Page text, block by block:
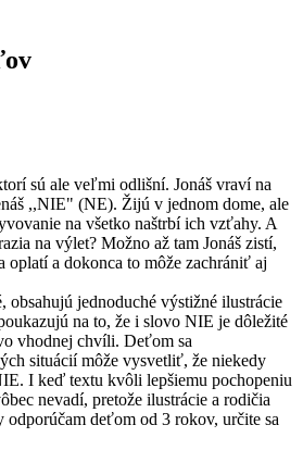
sú ale veľmi odlišní. Jonáš vraví na
,,NIE" (NE). Žijú v jednom dome, ale
na všetko naštrbí ich vzťahy. A
na výlet? Možno až tam Jonáš zistí,
a dokonca to môže zachrániť aj
jednoduché výstižné ilustrácie
na to, že i slovo NIE je dôležité
vhodnej chvíli. Deťom sa
situácií môže vysvetliť, že niekedy
I keď textu kvôli lepšiemu pochopeniu
nevadí, pretože ilustrácie a rodičia
deťom od 3 rokov, určite sa